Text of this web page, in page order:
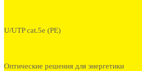
U/UTP cat.5e (PE)
Оптические решения для энергетики